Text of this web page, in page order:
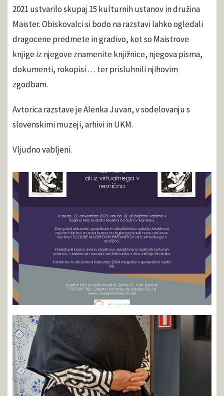
2021 ustvarilo skupaj 15 kulturnih ustanov in družina
Maister. Obiskovalci si bodo na razstavi lahko ogledali
dragocene predmete in gradivo, kot so Maistrove
knjige iz njegove znamenite knjižnice, njegova pisma,
dokumenti, rokopisi … ter prisluhnili njihovim
zgodbam.
Avtorica razstave je Alenka Juvan, v sodelovanju s
slovenskimi muzeji, arhivi in UKM.
Vljudno vabljeni.